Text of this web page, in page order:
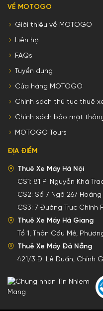
VỀ MOTOGO
Giới thiệu về MOTOGO
Liên hệ
FAQs
Tuyển dụng
Cửa hàng MOTOGO
Chính sách thủ tục thuê
Chính sách bảo mật
MOTOGO Tours
ĐỊA ĐIỂM
Thuê Xe Máy Hà Nội
CS1: 81 P. Nguyễn Khả
CS2: Số 7 Ngõ 267
CS3: 7 Đường Trục Chính
Thuê Xe Máy Hà Giang
Tổ 1, Thôn Cầu Mè,
Thuê Xe Máy Đà Nẵng
421/3 Đ. Lê Duẩn, Chính